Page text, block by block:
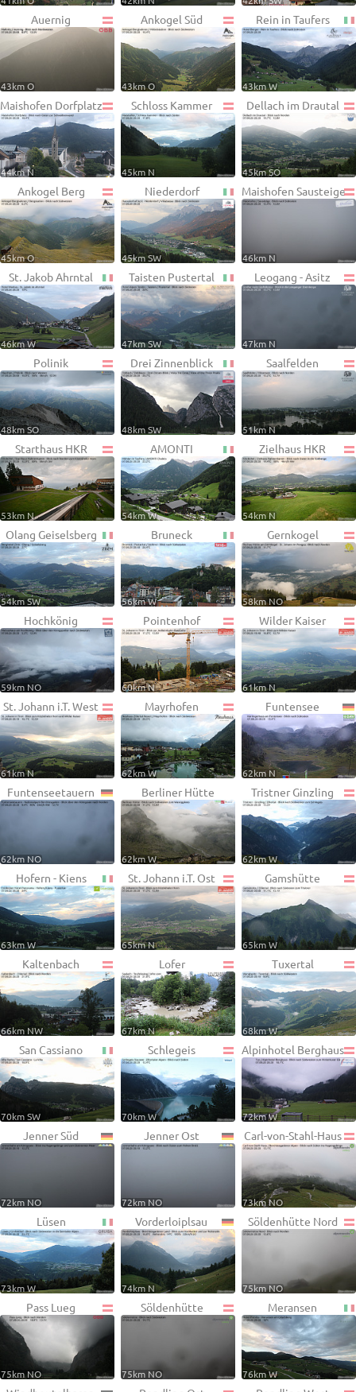
Auernig
43km O
Ankogel Süd
43km O
Rein in Taufers
43km W
Maishofen Dorfplatz
44km N
Schloss Kammer
45km N
Dellach im Drautal
45km SO
Ankogel Berg
45km O
Niederdorf
45km SW
Maishofen Sausteige
46km N
St. Jakob Ahrntal
46km W
Taisten Pustertal
47km SW
Leogang - Asitz
47km N
Polinik
48km SO
Drei Zinnenblick
48km SW
Saalfelden
51km N
Starthaus HKR
53km N
AMONTI
54km W
Zielhaus HKR
54km N
Olang Geiselsberg
54km SW
Bruneck
56km W
Gernkogel
58km NO
Hochkönig
59km NO
Pointenhof
60km N
Wilder Kaiser
61km N
St. Johann i.T. West
61km N
Mayrhofen
62km W
Funtensee
62km N
Funtenseetauern
62km NO
Berliner Hütte
62km W
Tristner Ginzling
62km W
Hofern - Kiens
63km W
St. Johann i.T. Ost
65km N
Gamshütte
65km W
Kaltenbach
66km NW
Lofer
67km N
Tuxertal
68km W
San Cassiano
70km SW
Schlegeis
70km W
Alpinhotel Berghaus
72km W
Jenner Süd
72km NO
Jenner Ost
72km NO
Carl-von-Stahl-Haus
73km NO
Lüsen
73km W
Vorderloiplsau
74km N
Söldenhütte Nord
75km NO
Pass Lueg
75km NO
Söldenhütte
75km NO
Meransen
76km W